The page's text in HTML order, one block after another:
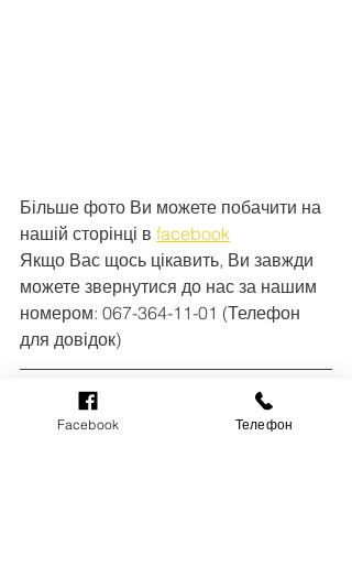
Більше фото Ви можете побачити на
нашій сторінці в facebook
Якщо Вас щось цікавить, Ви завжди
можете звернутися до нас за нашим
номером: 067-364-11-01 (Телефон
для довідок)
З повагою до наших клієнтів!
Акції, знижки, вигідні пропозиції
Facebook Телефон